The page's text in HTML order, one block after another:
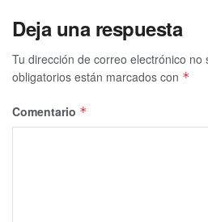
Deja una respuesta
Tu dirección de correo electrónico no
obligatorios están marcados con *
Comentario *